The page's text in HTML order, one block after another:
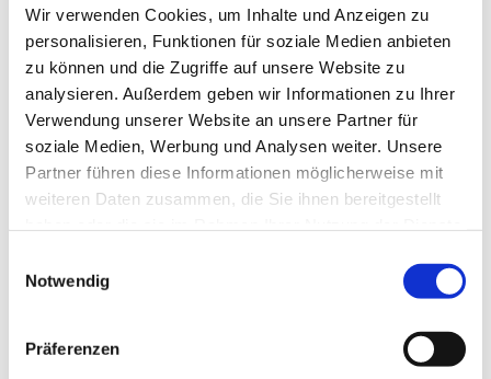
Wir verwenden Cookies, um Inhalte und Anzeigen zu
personalisieren, Funktionen für soziale Medien anbieten
zu können und die Zugriffe auf unsere Website zu
analysieren. Außerdem geben wir Informationen zu Ihrer
Verwendung unserer Website an unsere Partner für
soziale Medien, Werbung und Analysen weiter. Unsere
Partner führen diese Informationen möglicherweise mit
weiteren Daten zusammen, die Sie ihnen bereitgestellt
Notwendig
Präferenzen